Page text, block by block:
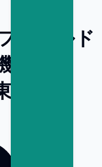
ィールド
再生
】